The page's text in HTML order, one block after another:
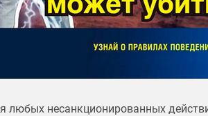
любых несанкционированных